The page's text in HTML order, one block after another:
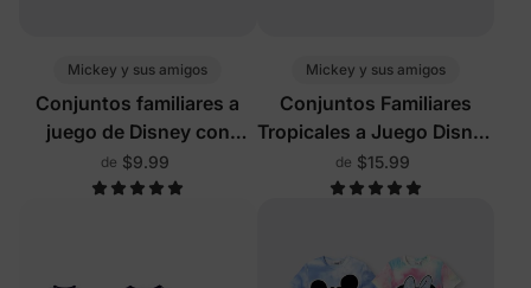
Mickey y sus amigos
Conjuntos familiares a
juego de Disney con
pantalones cortos
incorporados y bolsillos
de $9.99
Mickey y sus amigos
Conjuntos Familiares
Tropicales a Juego Disney
Verde Blanco
de $15.99